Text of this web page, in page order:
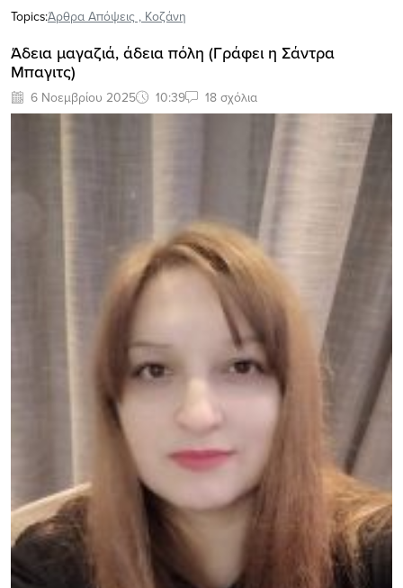
Topics:Άρθρα Απόψεις , Κοζάνη
Άδεια μαγαζιά, άδεια πόλη (Γράφει η Σάντρα
Μπαγιτς)
6 Νοεμβρίου 2025 10:39 18 σχόλια